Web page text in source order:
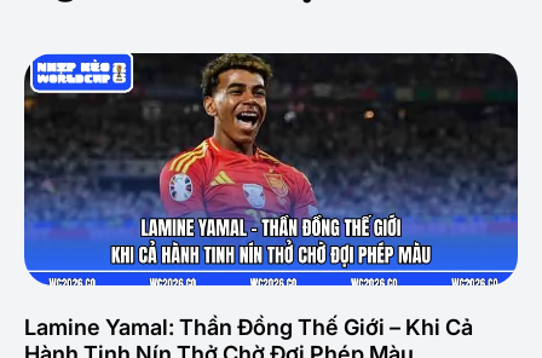
Lamine Yamal: Thần Đồng Thế Giới – Khi Cả